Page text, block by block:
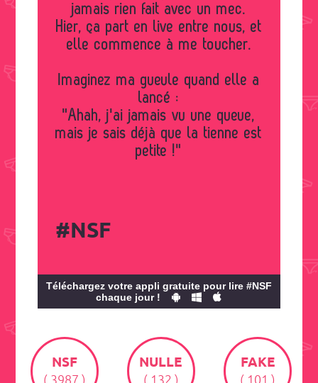
jamais rien fait avec un mec.
Hier, ça part en live entre nous, et
elle commence à me toucher.
Imaginez ma gueule quand elle a
lancé :
"Ahah, j'ai jamais vu une queue,
mais je sais déjà que la tienne est
petite !"
#NSF
Téléchargez votre appli gratuite pour lire #NSF
chaque jour !
NSF NULLE FAKE